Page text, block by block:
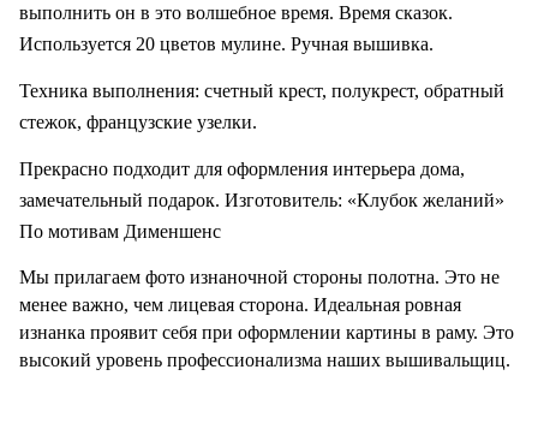
выполнить он в это волшебное время. Время сказок.
Используется 20 цветов мулине. Ручная вышивка.
Техника выполнения: счетный крест, полукрест, обратный
стежок, французские узелки.
Прекрасно подходит для оформления интерьера дома,
замечательный подарок. Изготовитель: «Клубок желаний»
По мотивам Дименшенс
Мы прилагаем фото изнаночной стороны полотна. Это не
менее важно, чем лицевая сторона. Идеальная ровная
изнанка проявит себя при оформлении картины в раму. Это
высокий уровень профессионализма наших вышивальщиц.